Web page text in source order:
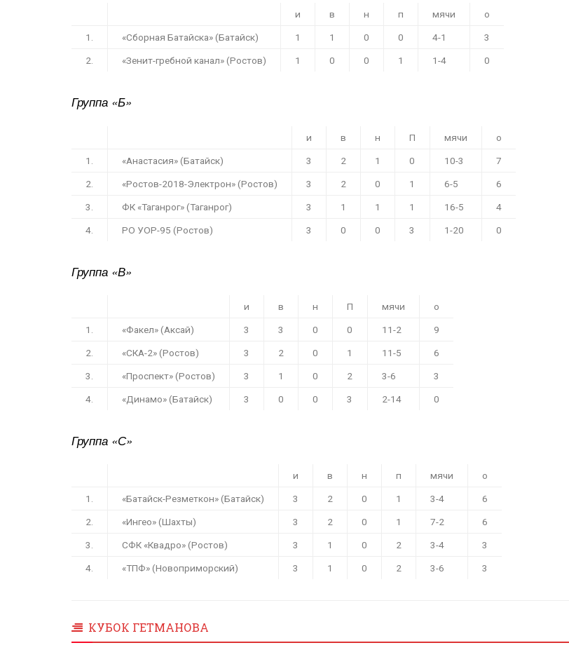
и в н п мячи о
1. «Сборная Батайска» (Батайск) 1 1 0 0 4-1 3
2. «Зенит-гребной канал» (Ростов) 1 0 0 1 1-4 0
Группа «Б»
и в н П мячи о
1. «Анастасия» (Батайск) 3 2 1 0 10-3 7
2. «Ростов-2018-Электрон» (Ростов) 3 2 0 1 6-5 6
3. ФК «Таганрог» (Таганрог) 3 1 1 1 16-5 4
4. РО УОР-95 (Ростов) 3 0 0 3 1-20 0
Группа «В»
и в н П мячи о
1. «Факел» (Аксай) 3 3 0 0 11-2 9
2. «СКА-2» (Ростов) 3 2 0 1 11-5 6
3. «Проспект» (Ростов) 3 1 0 2 3-6 3
4. «Динамо» (Батайск) 3 0 0 3 2-14 0
Группа «С»
и в н п мячи о
1. «Батайск-Резметкон» (Батайск) 3 2 0 1 3-4 6
2. «Ингео» (Шахты) 3 2 0 1 7-2 6
3. СФК «Квадро» (Ростов) 3 1 0 2 3-4 3
4. «ТПФ» (Новоприморский) 3 1 0 2 3-6 3
КУБОК ГЕТМАНОВА